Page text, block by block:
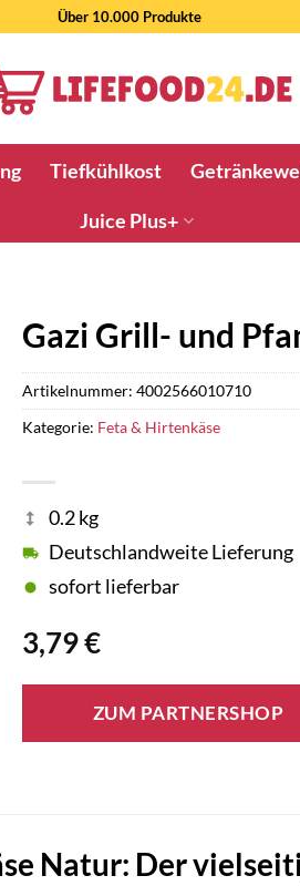
Über 10.000 Produkte
Tiefkühlkost
Juice Plus+
Gazi Grill- und
3,79€
0.2 kg
Deutschlandweite Lieferung
sofort lieferbar
ZUM PARTNERSHOP
Artikelnummer: 4002566010710
Kategorie: Feta & Hirtenkäse
Natur: Der